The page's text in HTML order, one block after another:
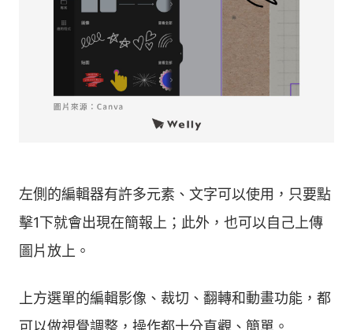
左側的編輯器有許多元素、文字可以使用，只要點
擊1下就會出現在簡報上；此外，也可以自己上傳
圖片放上。
上方選單的編輯影像、裁切、翻轉和動畫功能，都
可以做視覺調整，操作都十分直觀、簡單。